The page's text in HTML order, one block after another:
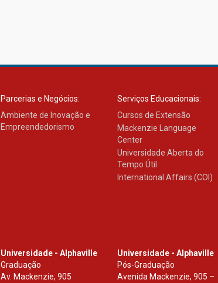
Parcerias e Negócios:
Ambiente de Inovação e
Empreendedorismo
Serviços Educacionais:
Cursos de Extensão
Mackenzie Language
Center
Universidade Aberta do
Tempo Útil
International Affairs (COI)
Universidade - Alphaville
Graduação
Av. Mackenzie, 905
Universidade - Alphaville
Pós-Graduação
Avenida Mackenzie, 905 –